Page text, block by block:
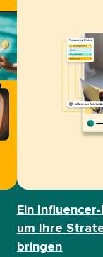
Ein
um Ihre
bringen​​